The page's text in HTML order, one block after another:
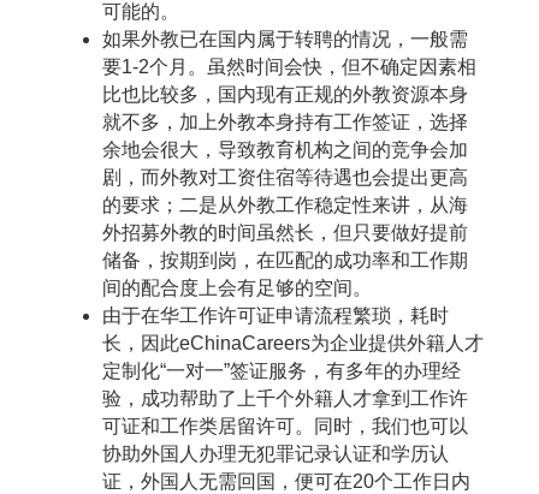
可能的。
如果外教已在国内属于转聘的情况，一般需
要1-2个月。虽然时间会快，但不确定因素相
比也比较多，国内现有正规的外教资源本身
就不多，加上外教本身持有工作签证，选择
余地会很大，导致教育机构之间的竞争会加
剧，而外教对工资住宿等待遇也会提出更高
的要求；二是从外教工作稳定性来讲，从海
外招募外教的时间虽然长，但只要做好提前
储备，按期到岗，在匹配的成功率和工作期
间的配合度上会有足够的空间。
由于在华工作许可证申请流程繁琐，耗时
长，因此eChinaCareers为企业提供外籍人才
定制化“一对一”签证服务，有多年的办理经
验，成功帮助了上千个外籍人才拿到工作许
可证和工作类居留许可。同时，我们也可以
协助外国人办理无犯罪记录认证和学历认
证，外国人无需回国，便可在20个工作日内